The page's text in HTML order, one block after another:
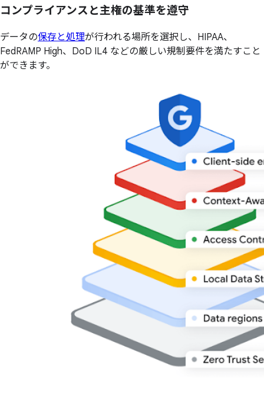
コンプライアンスと主権の基準を遵守
データの保存と処理が行われる場所を選択し、HIPAA、
FedRAMP High、DoD IL4 などの厳しい規制要件を満たすこと
ができます。